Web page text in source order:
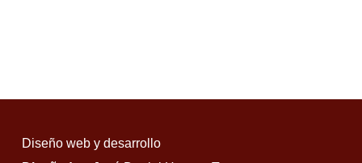
Diseño web y desarrollo